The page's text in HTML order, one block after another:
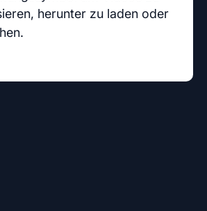
herunter zu laden oder